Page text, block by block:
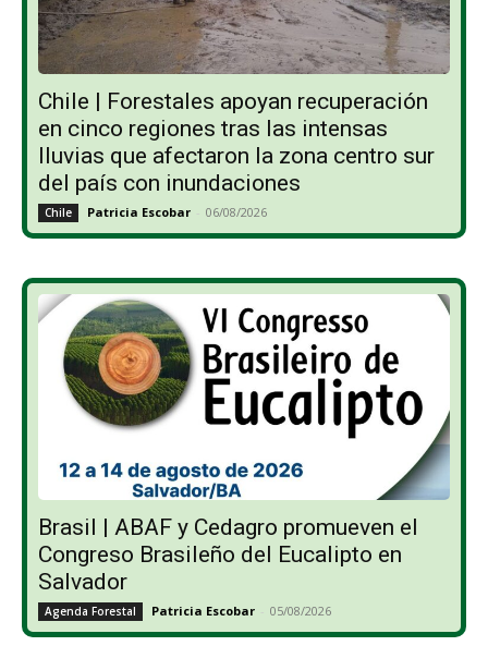
Chile | Forestales apoyan recuperación
en cinco regiones tras las intensas
lluvias que afectaron la zona centro sur
del país con inundaciones
Chile Patricia Escobar - 06/08/2026
Brasil | ABAF y Cedagro promueven el
Congreso Brasileño del Eucalipto en
Salvador
Agenda Forestal Patricia Escobar - 05/08/2026